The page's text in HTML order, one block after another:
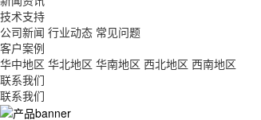
技术支持
公司新闻 行业动态 常见问题
客户案例
华中地区 华北地区 华南地区 西北地区 西南地区
联系我们
联系我们